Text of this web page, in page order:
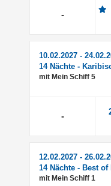
-
10.02.2027 -
14 Nächte -
mit Mein Schiff 5
-
12.02.2027 -
14 Nächte - Best
mit Mein Schiff 1